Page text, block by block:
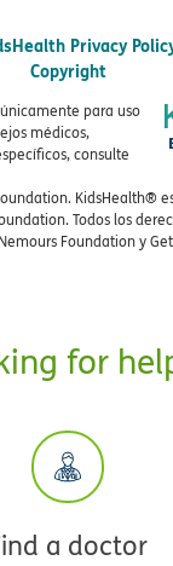
Privacy
Copyright
para uso
médicos,
consulte
KidsHealth®
Todos los
Foundation y
for
a doctor